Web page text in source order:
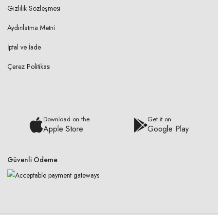
Gizlilik Sözleşmesi
Aydınlatma Metni
İptal ve İade
Çerez Politikası
Download on the
Apple Store
Get it on
Google Play
Güvenli Ödeme